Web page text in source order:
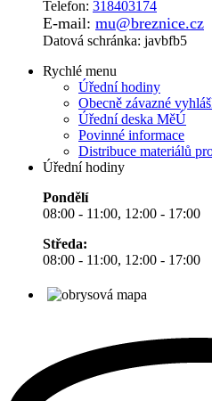
Telefon: 318403174
E-mail: mu@breznice.cz
Datová schránka: javbfb5
Rychlé menu
Úřední hodiny
Obecně závazné
Úřední deska MěÚ
Povinné informace
Distribuce materiálů
Úřední hodiny
Pondělí
08:00 - 11:00, 12:00 - 17:00
Středa:
08:00 - 11:00, 12:00 - 17:00